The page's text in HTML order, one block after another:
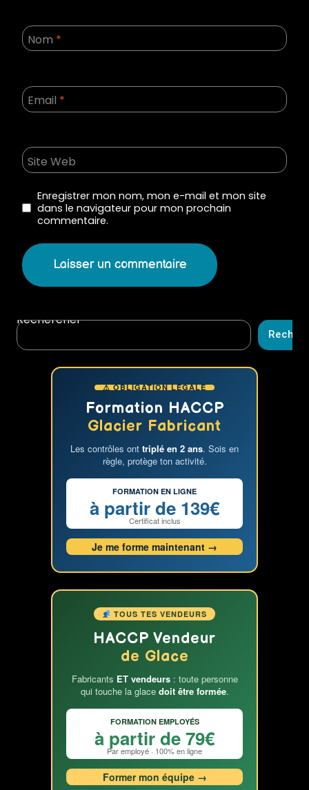
Nom *
Email *
Site Web
Enregistrer mon nom, mon e-mail et mon site
dans le navigateur pour mon prochain
commentaire.
Rechercher
⚠ OBLIGATION LÉGALE
Formation HACCP
Glacier Fabricant
Les contrôles ont triplé en 2 ans. Sois en
règle, protège ton activité.
FORMATION EN LIGNE
à partir de 139€
Certificat inclus
Je me forme maintenant →
TOUS TES VENDEURS
HACCP Vendeur
de Glace
Fabricants ET vendeurs: toute personne
qui touche la glace doit être formée.
FORMATION EMPLOYÉS
à partir de 79€
Par employé · 100% en ligne
Former mon équipe →